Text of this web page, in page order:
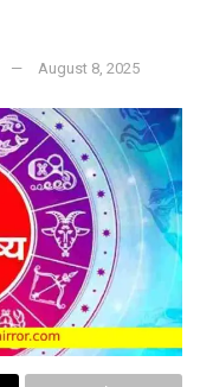
August 8, 2025